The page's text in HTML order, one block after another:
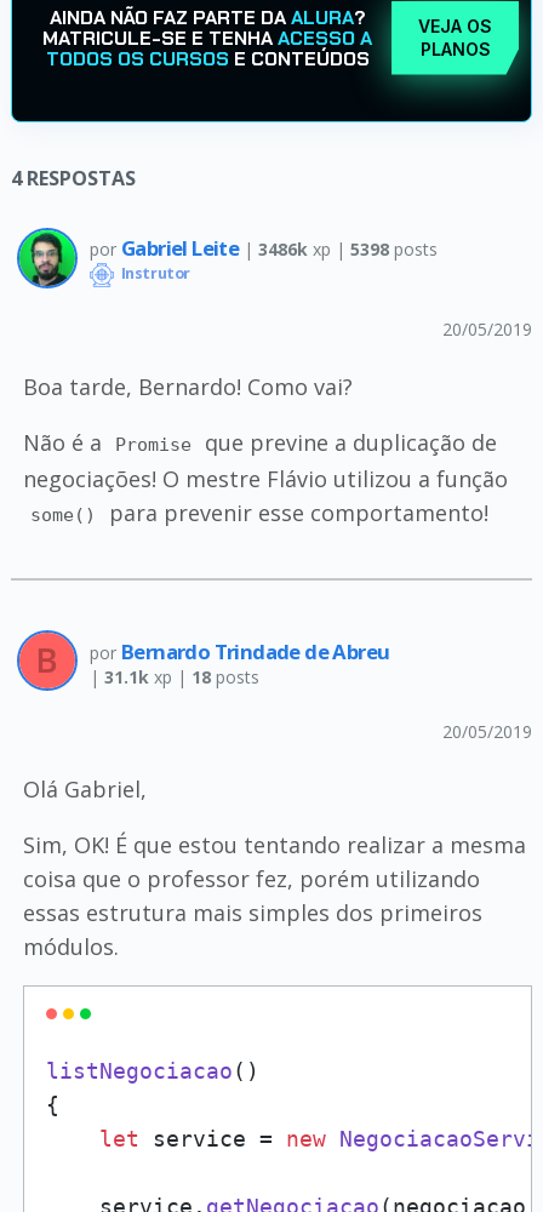
AINDA NÃO FAZ PARTE DAALURA?
MATRICULE-SE E TENHAACESSO A
TODOS OS CURSOS E CONTEÚDOS
VEJA OS
PLANOS
4RESPOSTAS
por Gabriel Leite | 3486k xp | 5398posts
Instrutor
20/05/2019
Boa tarde, Bernardo! Como vai?
Não é a
Promise
que previne a duplicação de
negociações! O mestre Flávio utilizou a função
some() para prevenir esse comportamento!
por Bernardo Trindade de Abreu
| 31.1kxp | 18posts
20/05/2019
Olá Gabriel,
Sim, OK! É que estou tentando realizar a mesma
coisa que o professor fez, porém utilizando
essas estrutura mais simples dos primeiros
módulos.
listNegociacao( )
{
let service = new
    service.
getNegociacao(negociacao